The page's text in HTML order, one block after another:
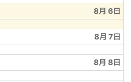
8月 6
8月 7
8月 8